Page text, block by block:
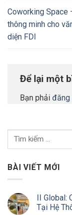
Coworking Space
thông minh cho
diện FDI
Để lại một
Bạn phải đăng
BÀI VIẾT MỚI
II
Tại Hệ